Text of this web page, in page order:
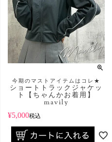
今期のマストアイテムはコレ★
ショートトラックジャケッ
ト【ちゃんかお着用】
mavily
¥5,000税込